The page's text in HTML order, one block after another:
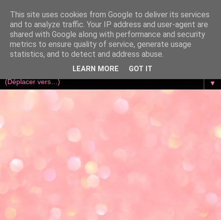
▼
This site uses cookies from Google to deliver its services
and to analyze traffic. Your IP address and user-agent are
shared with Google along with performance and security
metrics to ensure quality of service, generate usage
statistics, and to detect and address abuse.
LEARN MORE GOT IT